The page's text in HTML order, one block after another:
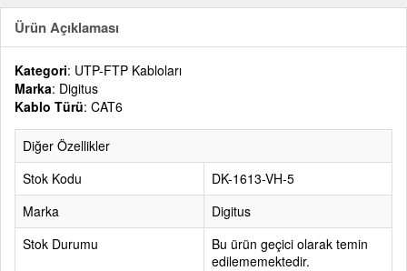
Ürün Açıklaması
Kategori: UTP-FTP Kabloları
Marka: Digitus
Kablo Türü: CAT6
Diğer Özellikler
Stok Kodu
DK-1613-VH-5
Marka
Digitus
Stok Durumu
Bu ürün geçici olarak temin
edilememektedir.